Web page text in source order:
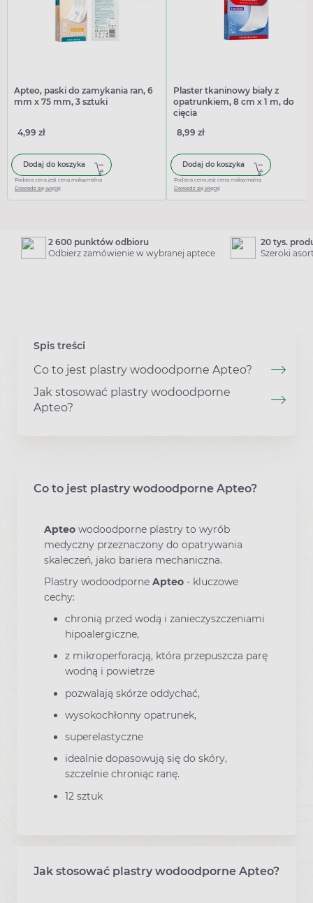
Apteo, paski do zamykania ran, 6
mm x 75 mm, 3 sztuki
4,99 zł
Dodaj do koszyka
Podana cena jest ceną maksymalną
Dowiedz się więcej
Plaster tkaninowy biały z
opatrunkiem, 8 cm x 1 m, do
cięcia
8,99 zł
Dodaj do koszyka
Podana cena jest ceną maksymalną
Dowiedz się więcej
2 600 punktów odbioru
Odbierz zamówienie w wybranej aptece
20 tys.
Szeroki
Spis treści
Co to jest plastry wodoodporne Apteo?
Jak stosować plastry wodoodporne
Apteo?
Co to jest plastry wodoodporne Apteo?
Apteo wodoodporne plastry to wyrób
medyczny przeznaczony do opatrywania
skaleczeń, jako bariera mechaniczna.
Plastry wodoodporne Apteo - kluczowe
cechy:
chronią przed wodą i zanieczyszczeniami
hipoalergiczne,
z mikroperforacją, która przepuszcza parę
wodną i powietrze
pozwalają skórze oddychać,
wysokochłonny opatrunek,
superelastyczne
idealnie dopasowują się do skóry,
szczelnie chroniąc ranę.
12 sztuk
Jak stosować plastry wodoodporne Apteo?